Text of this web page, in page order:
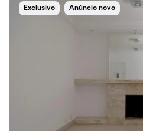
Exclusivo Anúncio novo